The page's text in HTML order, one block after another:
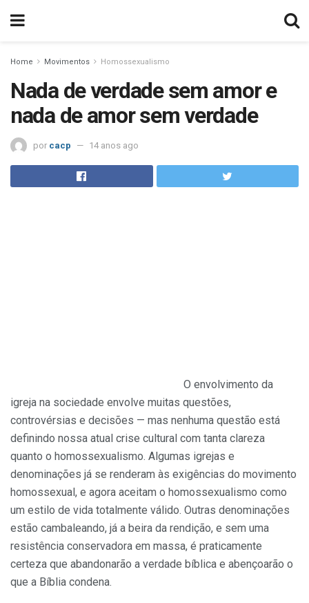
Home Movimentos Homossexualismo
Nada de verdade sem amor e
nada de amor sem verdade
por cacp 14 anos ago
O envolvimento da
igreja na sociedade envolve muitas questões,
controvérsias e decisões — mas nenhuma questão está
definindo nossa atual crise cultural com tanta clareza
quanto o homossexualismo. Algumas igrejas e
denominações já se renderam às exigências do movimento
homossexual, e agora aceitam o homossexualismo como
um estilo de vida totalmente válido. Outras denominações
estão cambaleando, já a beira da rendição, e sem uma
resistência conservadora em massa, é praticamente
certeza que abandonarão a verdade bíblica e abençoarão o
que a Bíblia condena.